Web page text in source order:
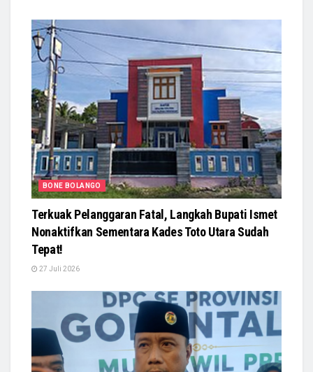
BONE BOLANGO
Terkuak Pelanggaran Fatal, Langkah Bupati Ismet
Nonaktifkan Sementara Kades Toto Utara Sudah
Tepat!
27 Juli 2026